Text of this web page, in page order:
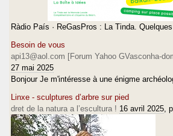
Ràdio País · ReGasPros : La Tinda.
Besoin de vous
api13@aol.com [Forum Yahoo GVasconha-
27 mai 2025
Bonjour Je m'intéresse à une énigme
Linxe - sculptures d’arbre sur pied
dret de la natura a l’escultura ! 16 avril 2025 ,